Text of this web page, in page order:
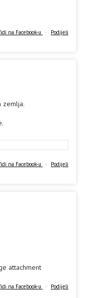
na Facebook-u · Podijeli
zemlja.
na Facebook-u · Podijeli
na Facebook-u · Podijeli